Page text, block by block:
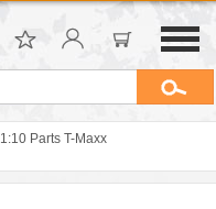
1:10 Parts T-Maxx